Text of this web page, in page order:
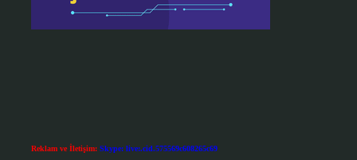
Reklam ve İletişim: Skype: live:.cid.575569c608265c69